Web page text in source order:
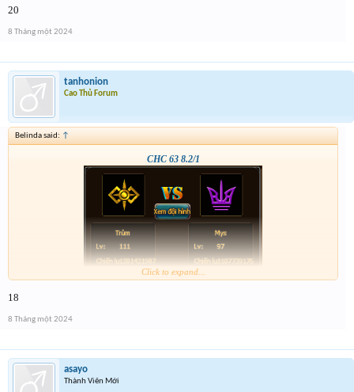
20
8 Tháng một 2024
tanhonion
Cao Thủ Forum
Belinda said: ↑
CHC 63 8.2/1
Click to expand...
18
8 Tháng một 2024
asayo
Thành Viên Mới